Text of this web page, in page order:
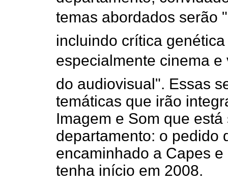
temas abordados serão
incluindo crítica
especialmente cinema e
do audiovisual". Essas
temáticas que irão
Imagem e Som que
departamento: o pedido
encaminhado a Capes
tenha início em 2008.